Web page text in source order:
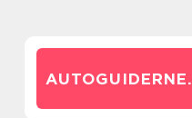
AUTOGUIDERNE.